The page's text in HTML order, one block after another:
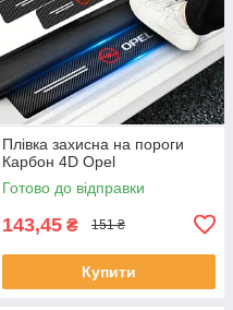
Плівка захисна на пороги
Карбон 4D Opel
Готово до відправки
143,45 ₴ 151 ₴
Купити